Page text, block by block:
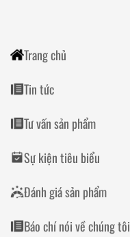
Trang chủ
Tin tức
Tư vấn sản phẩm
Sự kiện tiêu biểu
Đánh giá sản phẩm
Báo chí nói về chúng tôi